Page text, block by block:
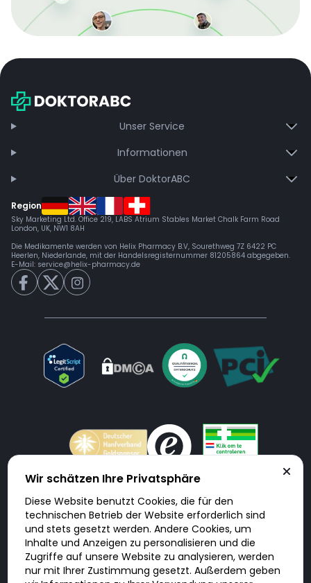
bei jeder Bestellung, erhalten schnelle Lieferung und
Unser Service
Informationen
Über DoktorABC
Region
Sky Marketing Ltd. Office 219, LABS Atrium Stables Market Chalk Farm Road
London, UK, NW1 8AH
Die Medikamente werden von Helix Pharmacy B.V, Sourethweg 7Z 6422 PC
Heerlen, Niederlande, mit der Handelsregisternummer 81205864 abgegeben.
E-Mail: service@helix-pharmacy.de
Doktorabc.com ist eine Vermittlungsplattform. Doktorabc ist ausdrücklich
keine Internetapotheke. Doktorabc bietet keine Medikamente oder
sonstige Produkte an oder liefert diese. Jegliche Informationen zu
Produkten, Medikamenten und Preisen auf der Internetseite beinhalten
kein Angebot von Doktorabc an Sie. Für die Einhaltung der in Ihrem Land
geltenden Gesetze und sonstigen Rechtsvorschriften sind Sie als Nutzer
selbst verantwortlich. Die Nutzung unseres Services auf Doktorabc durch
Sie erfolgt auf eigenes Risiko und in eigener Verantwortung. Sie erklären,
diese Internetseite aus eigener Initiative zu besuchen und zu nutzen.
Wir schätzen Ihre Privatsphäre
Diese Website benutzt Cookies, die für den
technischen Betrieb der Website erforderlich sind
und stets gesetzt werden. Andere Cookies, um
Inhalte und Anzeigen zu personalisieren und die
Zugriffe auf unsere Website zu analysieren, werden
nur mit Ihrer Zustimmung gesetzt. Außerdem geben